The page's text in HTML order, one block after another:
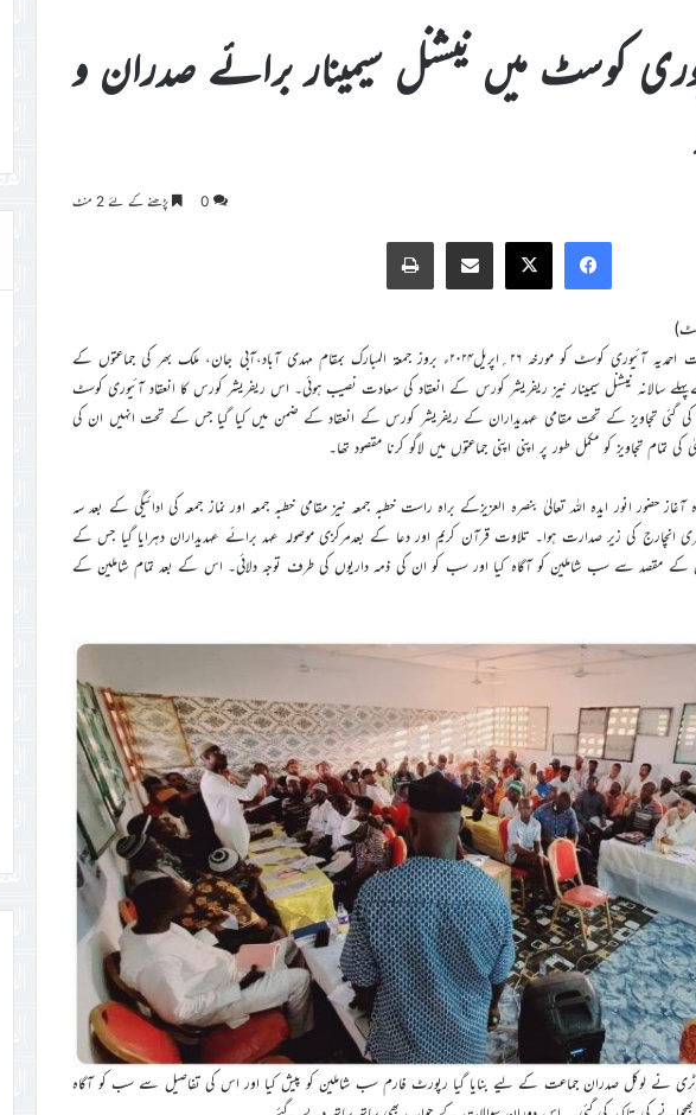
کوسٹ میں نیشنل سیمینار برائے صدران و
0 پڑھنے کے لئے 2 منٹ
Facebook
X
Share via Email
Print
محض اللہ تعالیٰ کےفضل وکرم سے جماعت احمدیہ آئیوری کوسٹ کو مورخہ ۲۶؍اپریل۲۰۲۴ء بروز جمعۃ المبارک بمقام مہدی آباد،آبی جان، ملک بھر کی جماعتوں کے
سالانہ نیشنل سیمینار نیز ریفریشر کورس کے انعقاد کی سعادت نصیب ہوئی۔ اس ریفریشر کورس کا انعقاد آئیوری کوسٹ
۲۰۲۳ء کے دوران پیش کی گئی تجاویز کے تحت مقامی عہدیداران کے ریفریشر کورس کے انعقاد کے ضمن میں کیا گیا جس کے تحت انہیں ان کی
تمام تجاویز کو مکمل طور پر اپنی اپنی جماعتوں میں لاگو کرنا مقصود تھا۔
حضور انور ایدہ اللہ تعالیٰ بنصرہ العزیزکے براہ راست خطبہ جمعہ نیز مقامی خطبہ جمعہ اور نماز جمعہ کی ادائیگی کے بعد سہ
انچارج کی زیر صدارت ہوا۔ تلاوت قرآن کریم اور دعا کے بعدمرکزی موصولہ عہد برائے عہدیداران دہرایا گیا جس کے
مقصد سے سب شاملین کو آگاہ کیا اور سب کو ان کی ذمہ داریوں کی طرف توجہ دلائی۔ اس کے بعد تمام شاملین کے
نے لوکل صدران جماعت کے لیے بنایا گیا رپورٹ فارم سب شاملین کو پیش کیا اور اس کی تفاصیل سے سب کو آگاہ